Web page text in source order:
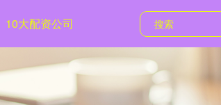
10大配资公司